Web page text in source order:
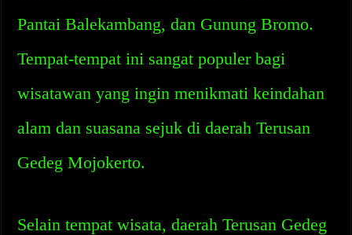
Pantai Balekambang, dan Gunung Bromo.
Tempat-tempat ini sangat populer bagi
wisatawan yang ingin menikmati keindahan
alam dan suasana sejuk di daerah Terusan
Gedeg Mojokerto.
Selain tempat wisata, daerah Terusan Gedeg